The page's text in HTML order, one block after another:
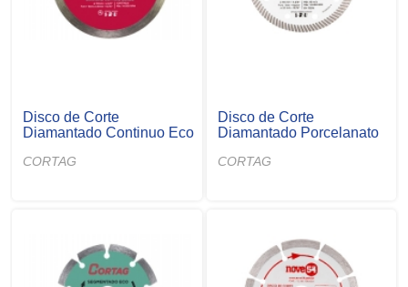
Disco de Corte
Diamantado Continuo Eco
CORTAG
Disco de Corte
Diamantado Porcelanato
CORTAG